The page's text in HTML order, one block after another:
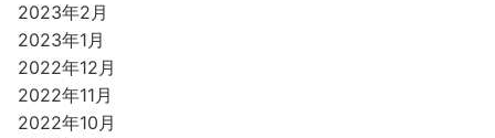
2023年2月
2023年1月
2022年12月
2022年11月
2022年10月